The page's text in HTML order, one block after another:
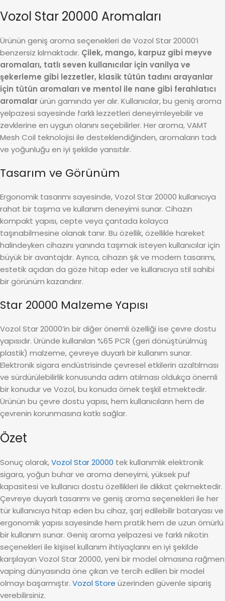
Vozol Star 20000 Aromaları
Ürünün geniş aroma seçenekleri de Vozol Star 20000’i
benzersiz kılmaktadır. Çilek, mango, karpuz gibi meyve
aromaları, tatlı seven kullanıcılar için vanilya ve
şekerleme gibi lezzetler, klasik tütün tadını arayanlar
için tütün aromaları ve mentol ile nane gibi ferahlatıcı
aromalarürün gamında yer alır. Kullanıcılar, bu geniş aroma
yelpazesi sayesinde farklı lezzetleri deneyimleyebilir ve
zevklerine en uygun olanını seçebilirler. Her aroma, VAMT
Mesh Coil teknolojisi ile desteklendiğinden, aromaların tadı
ve yoğunluğu en iyi şekilde yansıtılır.
Tasarım ve Görünüm
Ergonomik tasarımı sayesinde, Vozol Star 20000 kullanıcıya
rahat bir taşıma ve kullanım deneyimi sunar. Cihazın
kompakt yapısı, cepte veya çantada kolayca
taşınabilmesine olanak tanır. Bu özellik, özellikle hareket
halindeyken cihazını yanında taşımak isteyen kullanıcılar için
büyük bir avantajdır. Ayrıca, cihazın şık ve modern tasarımı,
estetik açıdan da göze hitap eder ve kullanıcıya stil sahibi
bir görünüm kazandırır.
Star 20000 Malzeme Yapısı
Vozol Star 20000’in bir diğer önemli özelliği ise çevre dostu
yapısıdır. Üründe kullanılan %65 PCR (geri dönüştürülmüş
plastik) malzeme, çevreye duyarlı bir kullanım sunar.
Elektronik sigara endüstrisinde çevresel etkilerin azaltılması
ve sürdürülebilirlik konusunda adım atılması oldukça önemli
bir konudur ve Vozol, bu konuda örnek teşkil etmektedir.
Ürünün bu çevre dostu yapısı, hem kullanıcıların hem de
çevrenin korunmasına katkı sağlar.
Özet
Sonuç olarak,Vozol Star 20000 tek kullanımlık elektronik
sigara, yoğun buhar ve aroma deneyimi, yüksek puf
kapasitesi ve kullanıcı dostu özellikleri ile dikkat çekmektedir.
Çevreye duyarlı tasarımı ve geniş aroma seçenekleri ile her
tür kullanıcıya hitap eden bu cihaz, şarj edilebilir bataryası ve
ergonomik yapısı sayesinde hem pratik hem de uzun ömürlü
bir kullanım sunar. Geniş aroma yelpazesi ve farklı nikotin
seçenekleri ile kişisel kullanım ihtiyaçlarını en iyi şekilde
karşılayan Vozol Star 20000, yeni bir model olmasına rağmen
vaping dünyasında öne çıkan ve tercih edilen bir model
olmayı başarmıştır. Vozol Store üzerinden güvenle sipariş
verebilirsiniz.